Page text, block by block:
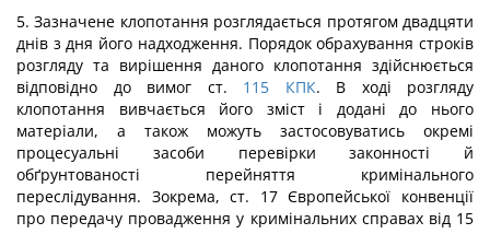
5. Зазначене клопотання розглядається протягом двадцяти
днів з дня його надходження. Порядок обрахування строків
розгляду та вирішення даного клопотання здійснюється
відповідно до вимог ст. 115 КПК. В ході розгляду
клопотання вивчається його зміст і додані до нього
матеріали, а також можуть застосовуватись окремі
процесуальні засоби перевірки законності й
обґрунтованості перейняття кримінального
переслідування. Зокрема, ст. 17 Європейської конвенції
про передачу провадження у кримінальних справах від 15